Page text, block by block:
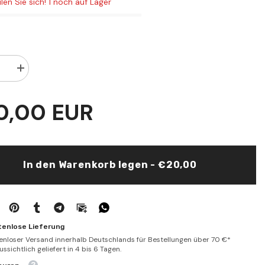
Menge
erhöhen
Mevsuatu
YusufiyyeEUR
In den Warenkorb legen - €20,00
Lieferung
Versand innerhalb Deutschlands für Bestellungen über 70 €*
geliefert in 4 bis 6 Tagen.